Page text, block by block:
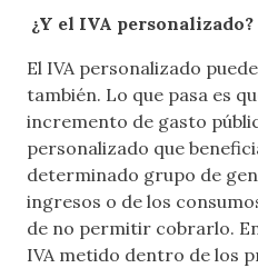
¿Y el IVA personalizado?
El IVA personalizado
también. Lo que pasa es
incremento de gasto
personalizado que
determinado grupo de
ingresos o de los
de no permitir cobrarlo.
IVA metido dentro de los